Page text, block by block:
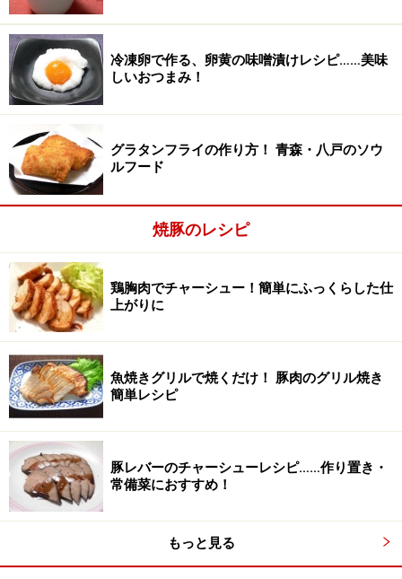
冷凍卵で作る、卵黄の味噌漬けレシピ……美味
しいおつまみ！
グラタンフライの作り方！ 青森・八戸のソウ
ルフード
焼豚のレシピ
鶏胸肉でチャーシュー！簡単にふっくらした仕
上がりに
魚焼きグリルで焼くだけ！ 豚肉のグリル焼き
簡単レシピ
豚レバーのチャーシューレシピ……作り置き・
常備菜におすすめ！
もっと見る